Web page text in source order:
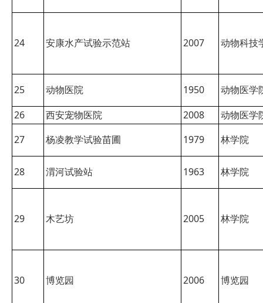
24 安康水产试验示范站 2007 动物科技
25 动物医院 1950
动物医学
26
西安宠物医院 2008
动物医学
27
杨凌教学试验苗圃 1979 林学院
28 渭河试验站 1963 林学院
29 木艺坊 2005 林学院
30 博览园 2006 博览园